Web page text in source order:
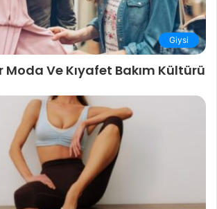
Giysi
Ve Kıyafet Bakım Kültürü